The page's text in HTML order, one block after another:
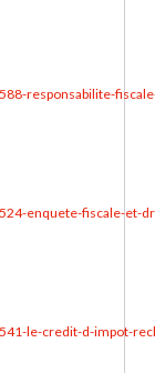
responsabilite-
enquete-fiscale-et-
le-credit-d-impot-